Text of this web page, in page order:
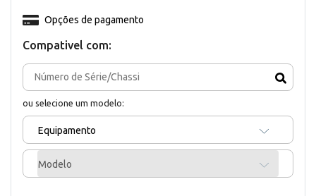
Compativel com:
ou selecione um modelo:
Equipamento
Modelo
Opções de pagamento